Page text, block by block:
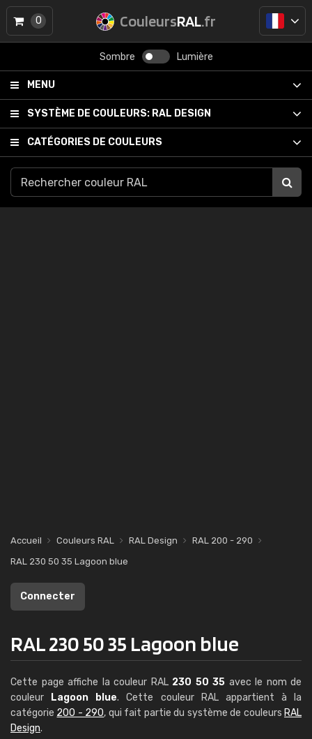
CouleursRAL.fr
Sombre Lumière
MENU
SYSTÈME DE COULEURS: RAL DESIGN
CATÉGORIES DE COULEURS
0
Accueil Couleurs RAL RAL Design
RAL 200 - 290
RAL 230 50 35 Lagoon blue
Connecter
RAL 230 50 35 Lagoon blue
Cette page affiche la couleur RAL 230 50 35 avec le nom de
couleur
Lagoon blue. Cette couleur RAL appartient à la
catégorie 200 - 290, qui fait partie du système de couleurs RAL
Design.